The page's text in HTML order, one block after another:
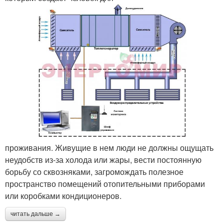
проживания. Живущие в нем люди не должны ощущать
неудобств из-за холода или жары, вести постоянную
борьбу со сквозняками, загромождать полезное
пространство помещений отопительными приборами
или коробками кондиционеров.
читать дальше →